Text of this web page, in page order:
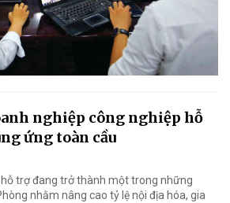
nghiệp công nghiệp hỗ
ứng toàn cầu
trợ đang trở thành một trong những
nhằm nâng cao tỷ lệ nội địa hóa, gia